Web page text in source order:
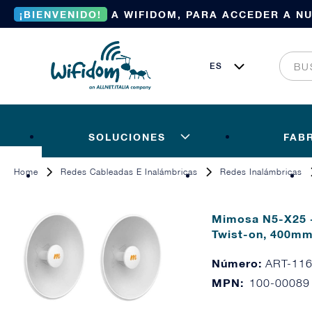
¡BIENVENIDO! A WIFIDOM, PARA ACCEDER A
SOLUCIONES
Home Redes Cableadas E Inalámbricas Redes Inalámbricas
Mimosa N5-X25
Twist-on,
Número:ART-
MPN: 100-00089